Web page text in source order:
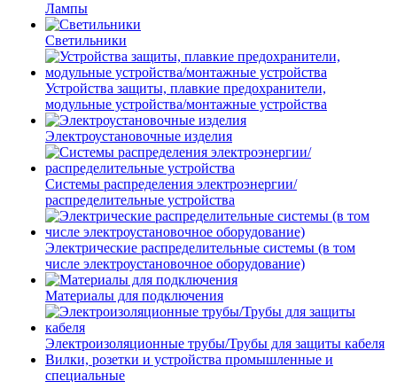
Лампы
Светильники
Устройства защиты, плавкие предохранители,
модульные устройства/монтажные устройства
Электроустановочные изделия
Системы распределения электроэнергии/
распределительные устройства
Электрические распределительные системы (в том
числе электроустановочное оборудование)
Материалы для подключения
Электроизоляционные трубы/Трубы для защиты кабеля
Вилки, розетки и устройства промышленные и
специальные